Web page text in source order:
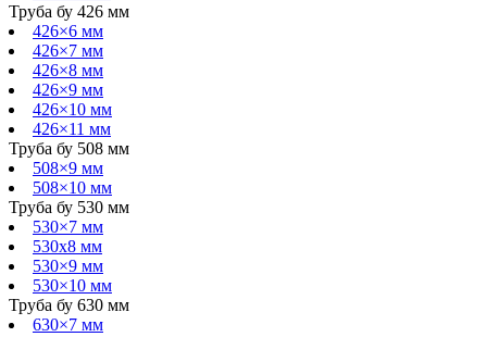
Труба бу 426 мм
426×6 мм
426×7 мм
426×8 мм
426×9 мм
426×10 мм
426×11 мм
Труба бу 508 мм
508×9 мм
508×10 мм
Труба бу 530 мм
530×7 мм
530х8 мм
530×9 мм
530×10 мм
Труба бу 630 мм
630×7 мм